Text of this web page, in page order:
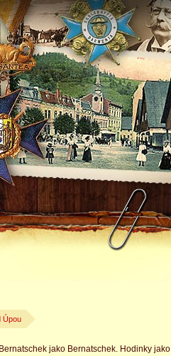
Úpou
Bernatschek jako Bernatschek. Hodinky jako